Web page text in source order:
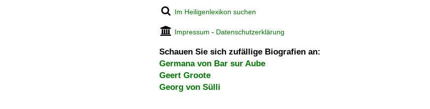
Im Heiligenlexikon suchen
Impressum - Datenschutzerklärung
Schauen Sie sich zufällige Biografien an:
Germana von Bar sur Aube
Geert Groote
Georg von Sülli